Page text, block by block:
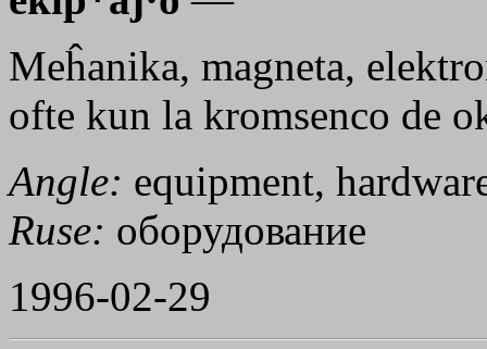
Meĥanika, magneta,
ofte kun la kromsenco de
Angle: equipment,
Ruse: оборудование
1996-02-29